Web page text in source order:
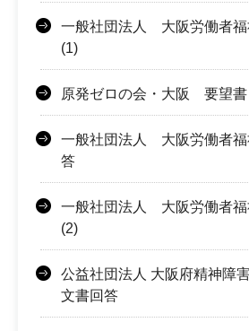
一般社団法人 大阪労働者
(1)
原発ゼロの会・大阪 要望書
一般社団法人 大阪労働者
答
一般社団法人 大阪労働者
(2)
公益社団法人 大阪府精神障
文書回答